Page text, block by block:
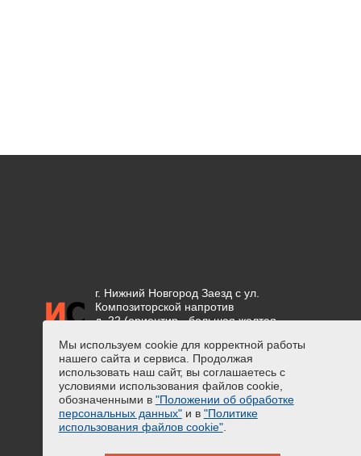
г. Нижний Новгород Заезд с ул.
Композиторской напротив
д. 22 (ориентир - большая желтая
Положение об обработке
персональных данных
Предупреждение о сборе
персональных данных
Политика использования файлов
Мы используем cookie для корректной работы
нашего сайта и сервиса. Продолжая
использовать наш сайт, вы соглашаетесь с
условиями использования файлов cookie,
обозначенными в "Положении об обработке
персональных данных"и в "Политике
использования файлов cookie".